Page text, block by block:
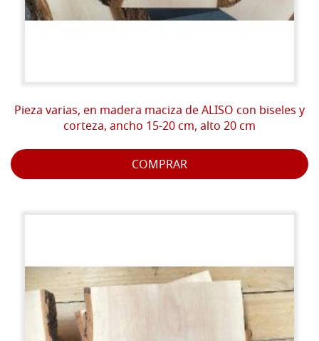
Pieza varias, en madera maciza de ALISO con biseles y
corteza, ancho 15-20 cm, alto 20 cm
COMPRAR